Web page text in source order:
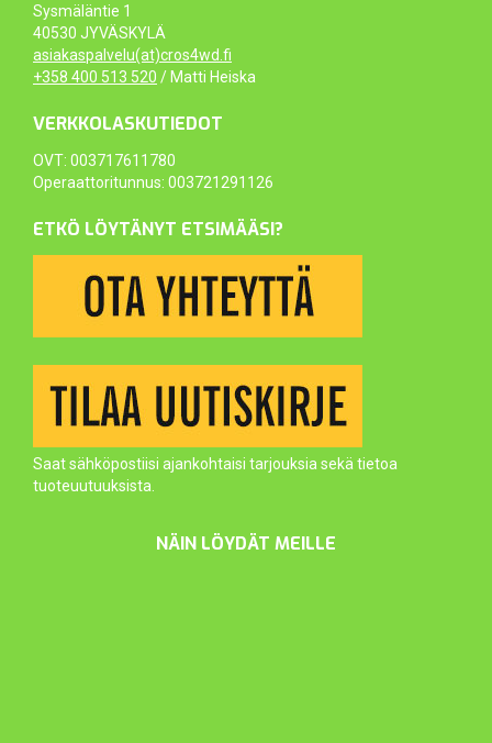
Sysmäläntie 1
40530 JYVÄSKYLÄ
asiakaspalvelu(at)cros4wd.fi
+358 400 513 520 / Matti Heiska
VERKKOLASKUTIEDOT
OVT: 003717611780
Operaattoritunnus: 003721291126
ETKÖ LÖYTÄNYT ETSIMÄÄSI?
Saat sähköpostiisi ajankohtaisi tarjouksia sekä tietoa
tuoteuutuuksista.
NÄIN LÖYDÄT MEILLE